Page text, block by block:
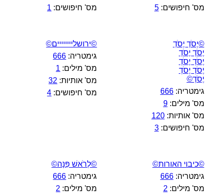
מס' חיפושים:5
מס' חיפושים: 1
©יֶסֹדְ יֶסֹדְ
יֶסֹדְ יֶסֹדְ
יֶסֹדְ יֶסֹדְ
יֶסֹדְ יֶסֹדְ
יֶסֹדְ©
גימטריה:666
מס' מילים:9
מס' אותיות:120
מס' חיפושים:3
©ירושליייייייים©
גימטריה: 666
מס' מילים: 1
מס' אותיות: 32
מס' חיפושים: 4
©כיבוי האורות©
גימטריה:666
מס' מילים: 2
©לְרֹאשׁ פִּנָּה©
גימטריה: 666
מס' מילים: 2